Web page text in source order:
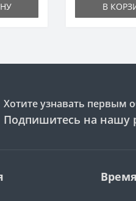
В
Хотите узнавать первым
Подпишитесь на нашу